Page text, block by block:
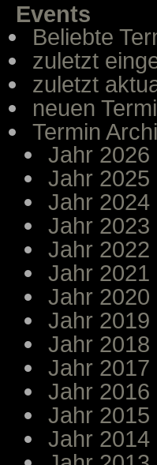
Events
Beliebte
zuletzt
zuletzt
neuen
Termin
Jahr 2026
Jahr 2025
Jahr 2024
Jahr 2023
Jahr 2022
Jahr 2021
Jahr 2020
Jahr 2019
Jahr 2018
Jahr 2017
Jahr 2016
Jahr 2015
Jahr 2014